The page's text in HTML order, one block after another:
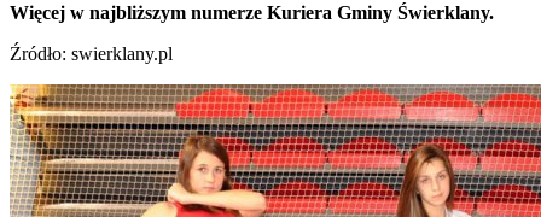
Więcej w najbliższym numerze Kuriera Gminy Świerklany.
Źródło: swierklany.pl